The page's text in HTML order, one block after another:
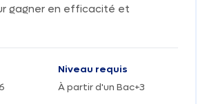
gagner en efficacité et
Niveau requis
À partir d'un Bac+3